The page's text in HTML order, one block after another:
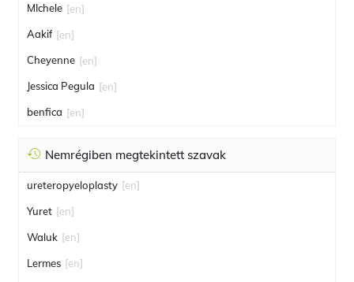
MIchele [en]
Aakif [en]
Cheyenne [en]
Jessica Pegula [en]
benfica [en]
Nemrégiben megtekintett szavak
ureteropyeloplasty [en]
Yuret [en]
Waluk [en]
Lermes [en]